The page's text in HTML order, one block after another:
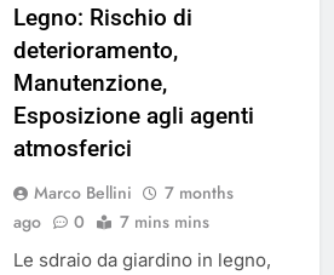
Legno: Rischio di
deterioramento,
Manutenzione,
Esposizione agli agenti
atmosferici
Marco Bellini
7 months
ago
0 7 mins mins
Le sdraio da giardino in legno,